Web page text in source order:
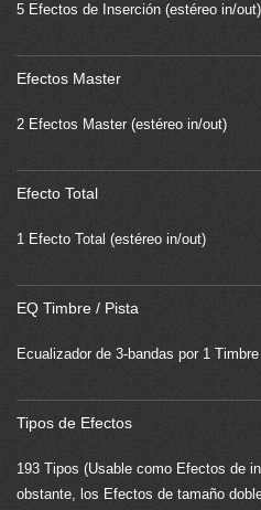
5 Efectos de Inserción (estéreo in/out)
Efectos Master
2 Efectos Master (estéreo in/out)
Efecto Total
1 Efecto Total (estéreo in/out)
EQ Timbre / Pista
Ecualizador de 3-bandas por 1
Tipos de Efectos
193 Tipos (Usable como Efectos de
obstante, los Efectos de tamaño